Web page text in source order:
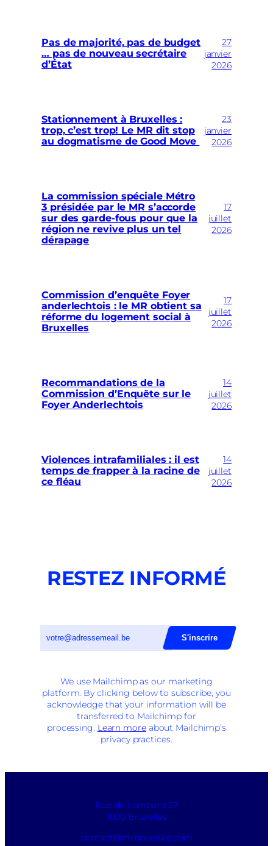
Pas de majorité, pas de budget
… pas de nouveau secrétaire
d’État
27
janvier
2026
Stationnement à Bruxelles :
trop, c’est trop! Le MR dit stop
au dogmatisme de Good Move
23
janvier
2026
La commission spéciale Métro
3 présidée par le MR s’accorde
sur des garde-fous pour que la
région ne revive plus un tel
dérapage
17
juillet
2026
Commission d’enquête Foyer
anderlechtois : le MR obtient sa
réforme du logement social à
Bruxelles
17
juillet
2026
Recommandations de la
Commission d’Enquête sur le
Foyer Anderlechtois
14
juillet
2026
Violences intrafamiliales : il est
temps de frapper à la racine de
ce fléau
14
juillet
2026
RESTEZ INFORMÉ
We use Mailchimp as our marketing
platform. By clicking below to subscribe, you
acknowledge that your information will be
transferred to Mailchimp for
processing. Learn moreabout Mailchimp’s
privacy practices.
Rue du Lombard 57
1000 Bruxelles
contact@mrbruxelles.com